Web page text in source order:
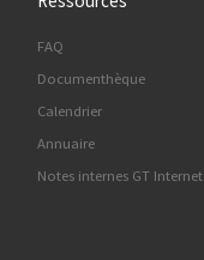
FAQ
Documenthèque
Calendrier
Annuaire
Notes internes GT Internet